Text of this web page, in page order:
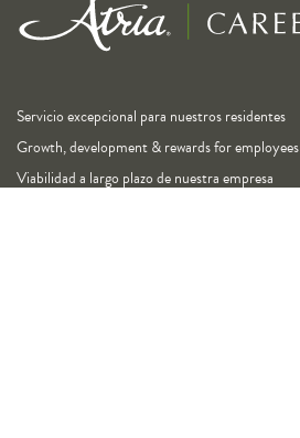
Servicio excepcional para nuestros residentes
Growth, development & rewards for employees
Viabilidad a largo plazo de nuestra empresa